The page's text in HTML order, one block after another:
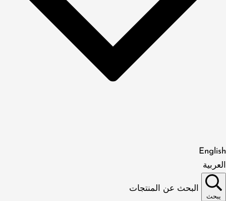
English
العربية
يبحث
البحث عن المنتجات